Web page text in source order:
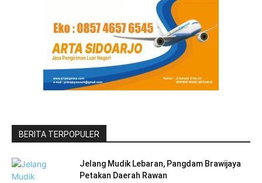
BERITA TERPOPULER
Jelang Mudik Lebaran, Pangdam Brawijaya
Petakan Daerah Rawan